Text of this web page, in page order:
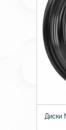
Диски